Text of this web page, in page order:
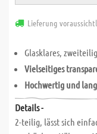
Lieferung
Glasklares,
Vielseitiges
Hochwertig und
Details -
2-teilig, lässt sich